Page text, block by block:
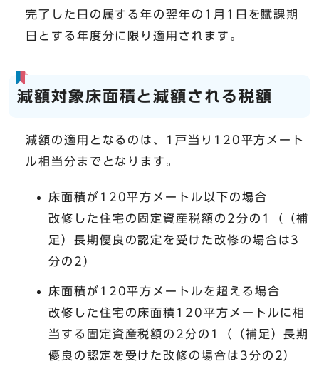
完了した日の属する年の翌年の1月1日を賦課期
日とする年度分に限り適用されます。
減額対象床面積と減額される税額
減額の適用となるのは、1戸当り120平方メート
ル相当分までとなります。
床面積が120平方メートル以下の場合
改修した住宅の固定資産税額の2分の1（（補
足）長期優良の認定を受けた改修の場合は3
分の2）
床面積が120平方メートルを超える場合
改修した住宅の床面積120平方メートルに相
当する固定資産税額の2分の1（（補足）長期
優良の認定を受けた改修の場合は3分の2）